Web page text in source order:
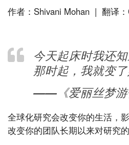
作者：Shivani Mohan | 翻译
今天起床时我还
那时起，我就变了
——《爱丽丝梦游
全球化研究会改变你的生活，
改变你的团队长期以来对研究的